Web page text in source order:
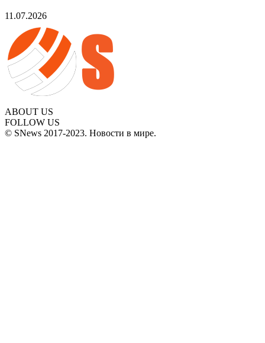
11.07.2026
ABOUT US
FOLLOW US
© SNews 2017-2023. Новости в мире.